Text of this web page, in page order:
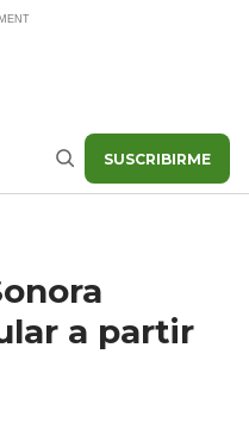
Buscar SUSCRIBIRME
a partir